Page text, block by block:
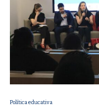
Política educativa